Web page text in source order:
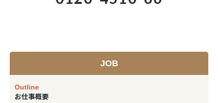
JOB
Outline
お仕事概要